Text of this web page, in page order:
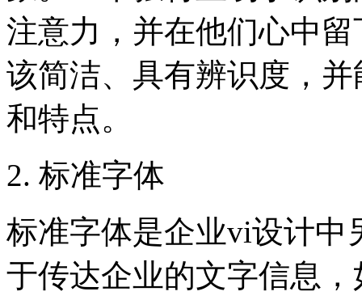
注意力，并在他们心中
该简洁、具有辨识度，
和特点。
2. 标准字体
标准字体是企业vi设计中
于传达企业的文字信息